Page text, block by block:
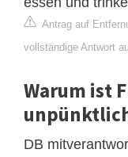
Antrag auf
vollständige Antwort
Warum ist
DB